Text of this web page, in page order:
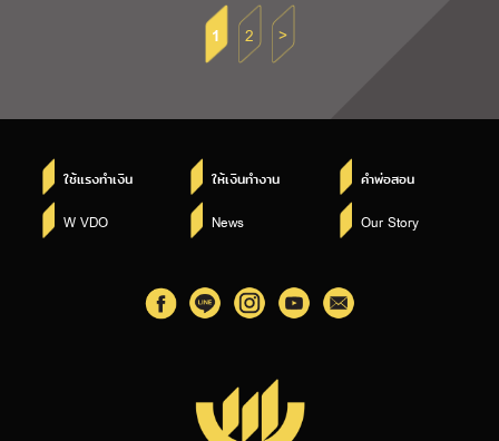
1 2 >
ใช้แรงทำเงิน ให้เงินทำงาน คำพ่อสอน
W VDO News Our Story